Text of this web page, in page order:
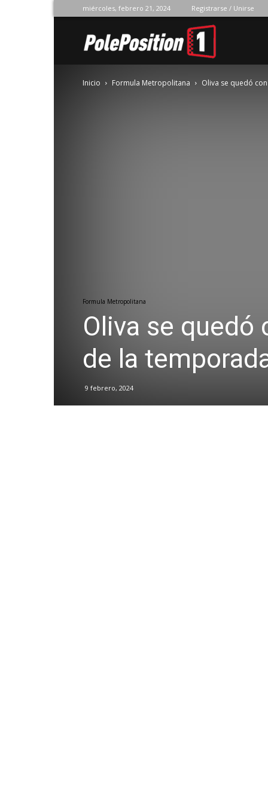
miércoles, febrero 21, 2024 Registrarse / Unirse
Position
Inicio Formula Metropolitana Oliva se quedó
Formula Metropolitana
Oliva se
de la
9 febrero, 2024